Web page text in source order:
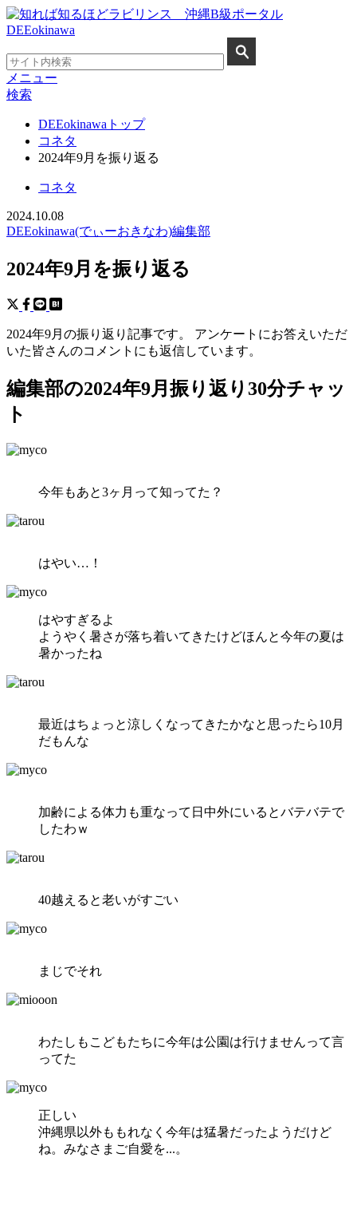
メニュー
検索
DEEokinawaトップ
コネタ
2024年9月を振り返る
コネタ
2024.10.08
DEEokinawa(でぃーおきなわ)編集部
2024年9月を振り返る
2024年9月の振り返り記事です。 アンケートにお答えいただ
いた皆さんのコメントにも返信しています。
編集部の2024年9月振り返り30分チャッ
ト
今年もあと3ヶ月って知ってた？
はやい…！
はやすぎるよ
ようやく暑さが落ち着いてきたけどほんと今年の夏は
暑かったね
最近はちょっと涼しくなってきたかなと思ったら10月
だもんな
加齢による体力も重なって日中外にいるとバテバテで
したわｗ
40越えると老いがすごい
まじでそれ
わたしもこどもたちに今年は公園は行けませんって言
ってた
正しい
沖縄県以外ももれなく今年は猛暑だったようだけど
ね。みなさまご自愛を...。